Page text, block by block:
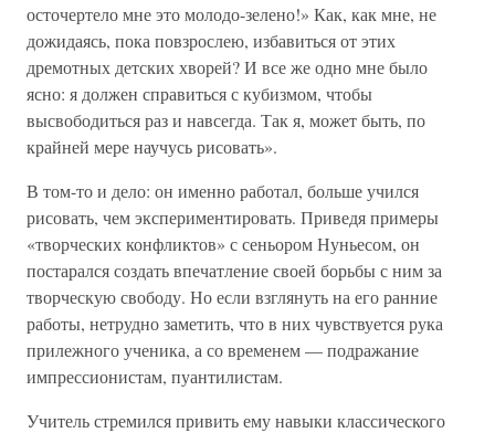
осточертело мне это молодо-зелено!» Как, как мне, не
дожидаясь, пока повзрослею, избавиться от этих
дремотных детских хворей? И все же одно мне было
ясно: я должен справиться с кубизмом, чтобы
высвободиться раз и навсегда. Так я, может быть, по
крайней мере научусь рисовать».
В том-то и дело: он именно работал, больше учился
рисовать, чем экспериментировать. Приведя примеры
«творческих конфликтов» с сеньором Нуньесом, он
постарался создать впечатление своей борьбы с ним за
творческую свободу. Но если взглянуть на его ранние
работы, нетрудно заметить, что в них чувствуется рука
прилежного ученика, а со временем — подражание
импрессионистам, пуантилистам.
Учитель стремился привить ему навыки классического